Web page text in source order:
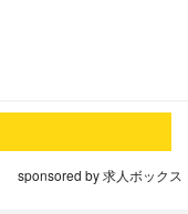
sponsored by 求人ボックス